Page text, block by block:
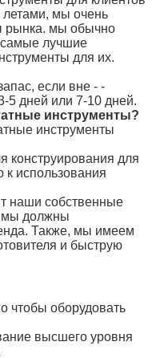
летами, мы очень
рынка. мы обычно
лучшие
для их.
если вне - -
5 дней или 7-10 дней.
инструменты?
инструменты
конструирования для
использования
наши собственные
мы должны
Также, мы имеем
и быструю
чтобы оборудовать
высшего уровня